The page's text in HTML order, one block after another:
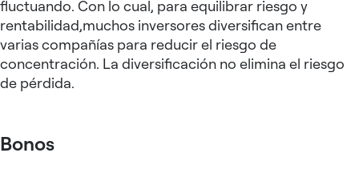
fluctuando. Con lo cual, para equilibrar riesgo y
rentabilidad,muchos inversores diversifican entre
varias compañías para reducir el riesgo de
concentración. La diversificación no elimina el riesgo
de pérdida.
Bonos